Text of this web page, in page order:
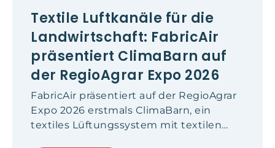
Textile Luftkanäle für die
Landwirtschaft: FabricAir
präsentiert ClimaBarn auf
der RegioAgrar Expo 2026
FabricAir präsentiert auf der RegioAgrar
Expo 2026 erstmals ClimaBarn, ein
textiles Lüftungssystem mit textilen